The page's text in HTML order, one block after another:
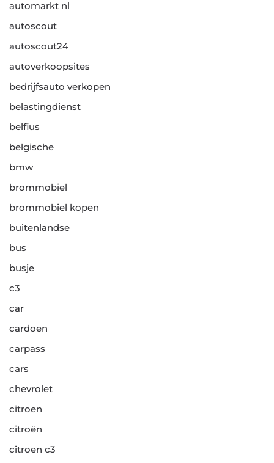
automarkt nl
autoscout
autoscout24
autoverkoopsites
bedrijfsauto verkopen
belastingdienst
belfius
belgische
bmw
brommobiel
brommobiel kopen
buitenlandse
bus
busje
c3
car
cardoen
carpass
cars
chevrolet
citroen
citroën
citroen c3